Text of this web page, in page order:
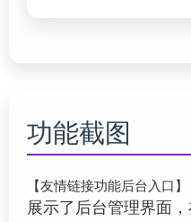
功能截图
【友情链接功能后台入口】
展示了后台管理界面，